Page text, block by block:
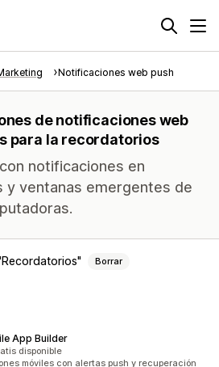
Notificaciones web push
de notificaciones web
para la recordatorios
notificaciones en
y ventanas emergentes de
Recordatorios Borrar
App Builder
disponible
móviles con alertas push y recuperación